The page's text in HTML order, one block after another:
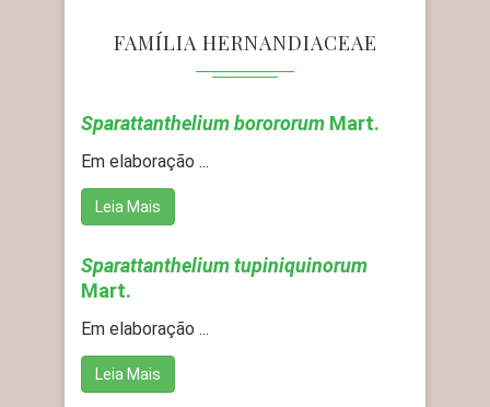
FAMÍLIA HERNANDIACEAE
Sparattanthelium borororum Mart.
Em elaboração ...
Leia Mais
Sparattanthelium tupiniquinorum
Mart.
Em elaboração ...
Leia Mais